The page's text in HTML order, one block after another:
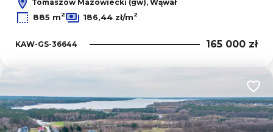
Tomaszów Mazowiecki (gw), Wąwał
885 m2 186,44 zł/m2
KAW-GS-36644 165 000 zł